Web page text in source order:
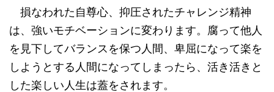
損なわれた自尊心、抑圧されたチャレンジ精神
は、強いモチベーションに変わります。腐って他人
を見下してバランスを保つ人間、卑屈になって楽を
しようとする人間になってしまったら、活き活きと
した楽しい人生は蓋をされます。